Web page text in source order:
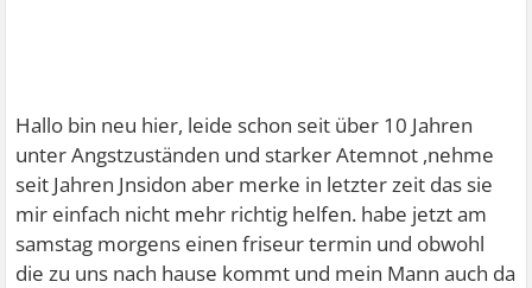
Hallo bin neu hier, leide schon seit über 10 Jahren
unter Angstzuständen und starker Atemnot ,nehme
seit Jahren Jnsidon aber merke in letzter zeit das sie
mir einfach nicht mehr richtig helfen. habe jetzt am
samstag morgens einen friseur termin und obwohl
die zu uns nach hause kommt und mein Mann auch da